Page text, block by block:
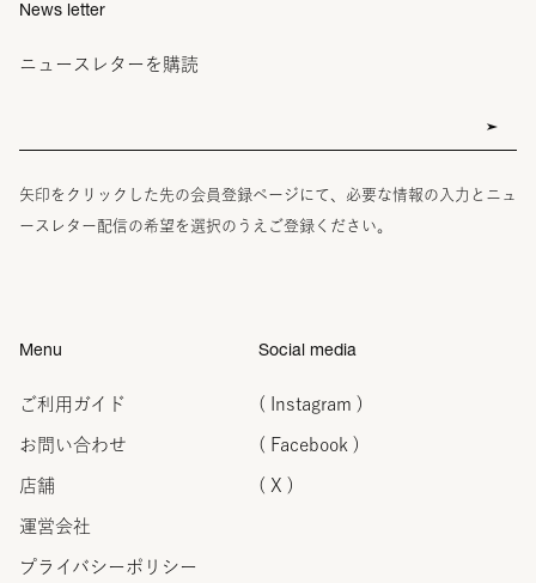
News letter
ニュースレターを購読
矢印をクリックした先の会員登録ページにて、必要な情報の入力とニュ
ースレター配信の希望を選択のうえご登録ください。
Menu
ご利用ガイド
お問い合わせ
店舗
運営会社
プライバシーポリシー
Social media
( Instagram )
( Facebook )
( X )